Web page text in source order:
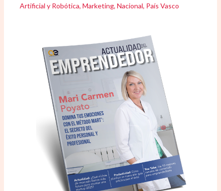
Artificial y Robótica,Marketing,Nacional, País Vasco